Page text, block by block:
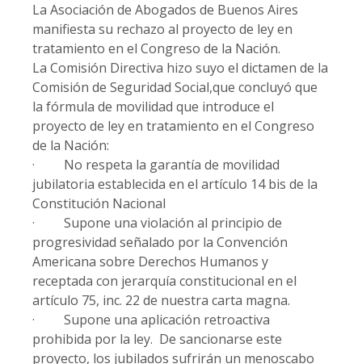
La Asociación de Abogados de Buenos Aires
manifiesta su rechazo al proyecto de ley en
tratamiento en el Congreso de la Nación.
La Comisión Directiva hizo suyo el dictamen de la
Comisión de Seguridad Social,que concluyó que
la fórmula de movilidad que introduce el
proyecto de ley en tratamiento en el Congreso
de la Nación:
· No respeta la garantía de movilidad
jubilatoria establecida en el artículo 14 bis de la
Constitución Nacional
· Supone una violación al principio de
progresividad señalado por la Convención
Americana sobre Derechos Humanos y
receptada con jerarquía constitucional en el
artículo 75, inc. 22 de nuestra carta magna.
· Supone una aplicación retroactiva
prohibida por la ley. De sancionarse este
proyecto, los jubilados sufrirán un menoscabo